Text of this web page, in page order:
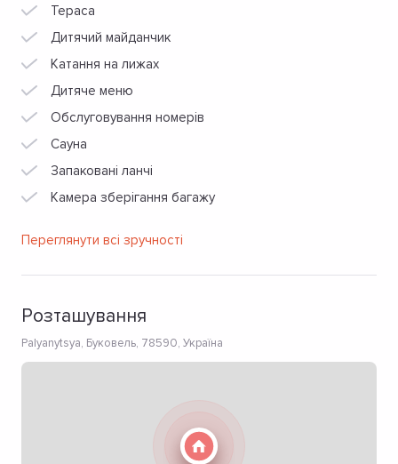
Тераса
Дитячий майданчик
Катання на лижах
Дитяче меню
Обслуговування номерів
Сауна
Запаковані ланчі
Камера зберігання багажу
Переглянути всі зручності
Розташування
Palyanytsya, Буковель, 78590, Україна